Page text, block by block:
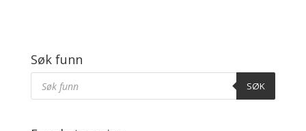
Søk funn
Products
Søk SØK